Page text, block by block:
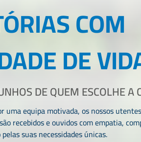
COM
DE
DE QUEM ESCOLHE A
uma equipa motivada, os nossos
recebidos e ouvidos com empatia,
suas necessidades únicas.